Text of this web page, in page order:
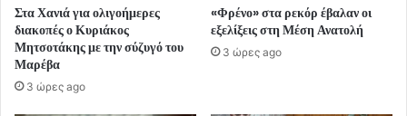
Στα Χανιά για ολιγοήμερες
διακοπές ο Κυριάκος
Μητσοτάκης με την σύζυγό του
Μαρέβα
3 ώρες ago
«Φρένο» στα ρεκόρ έβαλαν οι
εξελίξεις στη Μέση Ανατολή
3 ώρες ago